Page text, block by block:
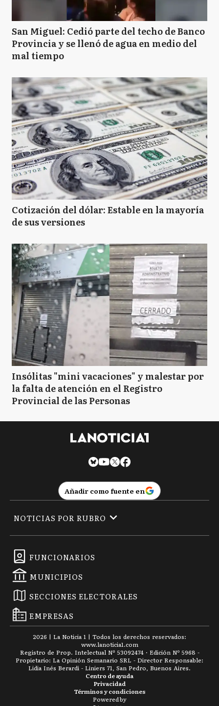
San Miguel: Cedió parte del techo de Banco
Provincia y se llenó de agua en medio del
mal tiempo
Cotización del dólar: Estable en la mayoría
de sus versiones
Insólitas "mini vacaciones" y malestar por
la falta de atención en el Registro
Provincial de las Personas
Añadir como fuente en
FUNCIONARIOS
MUNICIPIOS
SECCIONES ELECTORALES
EMPRESAS
NOTICIAS POR RUBRO
2026 | La Noticia 1 | Todos los derechos reservados:
www.lanoticia1.com
Registro de Prop. Intelectual Nº 53092474 · Edición Nº 5968 -
Propietario: La Opinión Semanario SRL - Director Responsable:
Lidia Inés Berardi - Liniers 71, San Pedro, Buenos Aires.
Términos y condiciones
Privacidad
Centro de ayuda
Powered by